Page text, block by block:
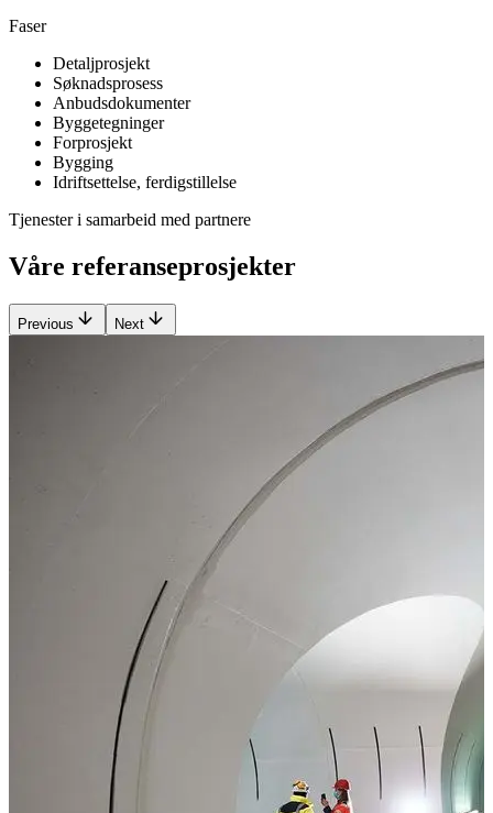
Faser
Detaljprosjekt
Søknadsprosess
Anbudsdokumenter
Byggetegninger
Forprosjekt
Bygging
Idriftsettelse, ferdigstillelse
Tjenester i samarbeid med partnere
Våre referanseprosjekter
Previous Next